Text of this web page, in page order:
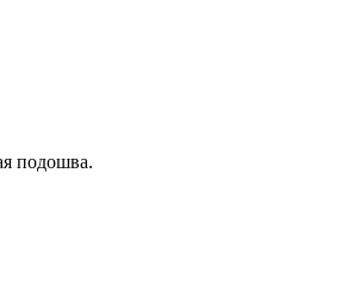
подошва.